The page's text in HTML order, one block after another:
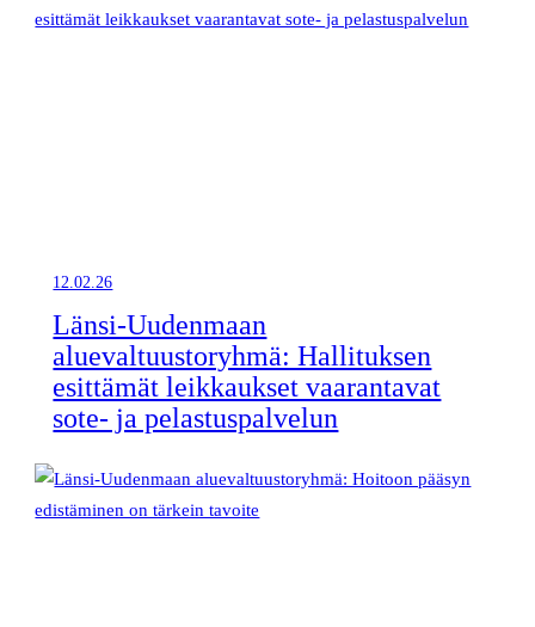
12.02.26
Länsi-Uudenmaan
aluevaltuustoryhmä: Hallituksen
esittämät leikkaukset vaarantavat
sote- ja pelastuspalvelun